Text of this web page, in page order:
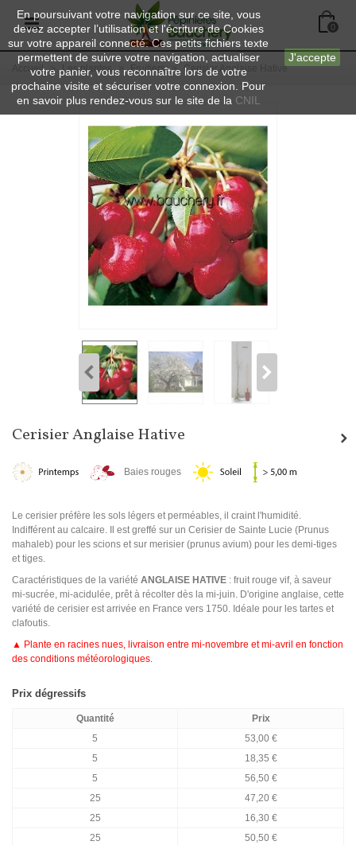
En poursuivant votre navigation sur ce site, vous
devez accepter l’utilisation et l'écriture de Cookies
sur votre appareil connecté. Ces petits fichiers texte
permettent de suivre votre navigation, actualiser
votre panier, vous reconnaître lors de votre
prochaine visite et sécuriser votre connexion. Pour
en savoir plus rendez-vous sur le site de la CNIL
J'accepte
0
Accueil > Les plantes > Fruitiers > Cerisier Anglaise Hative
Cerisier Anglaise Hative
Baies rouges
Le cerisier préfère les sols légers et perméables, il craint l'humidité.
Indifférent au calcaire. Il est greffé sur un Cerisier de Sainte Lucie (Prunus
mahaleb) pour les scions et sur merisier (prunus avium) pour les demi-tiges
et tiges.
Caractéristiques de la variété ANGLAISE HATIVE : fruit rouge vif, à saveur
mi-sucrée, mi-acidulée, prêt à récolter dès la mi-juin. D'origine anglaise, cette
variété de cerisier est arrivée en France vers 1750. Idéale pour les tartes et
clafoutis.
▲ Plante en racines nues, livraison entre mi-novembre et mi-avril en fonction
des conditions météorologiques.
Prix dégressifs
Quantité
Prix
5
53,00 €
5
18,35 €
5
56,50 €
25
47,20 €
25
16,30 €
25
50,50 €